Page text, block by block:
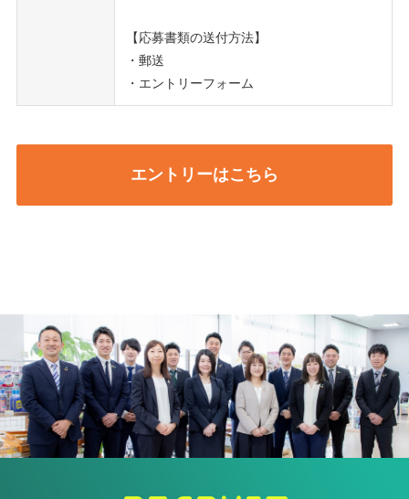
【応募書類の送付方法】
・郵送
・エントリーフォーム
エントリーはこちら